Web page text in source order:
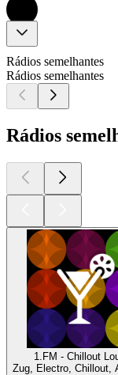
Rádios semelhantes
Rádios semelhantes
Rádios
1.FM - Chillout
Zug, Electro, Chillout,